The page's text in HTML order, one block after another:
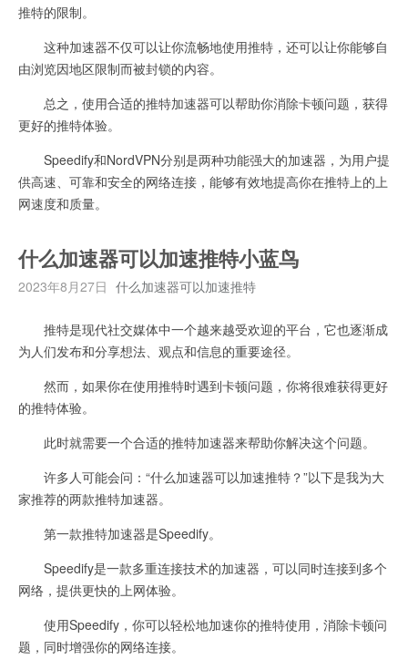
推特的限制。
这种加速器不仅可以让你流畅地使用推特，还可以让你能够自
由浏览因地区限制而被封锁的内容。
总之，使用合适的推特加速器可以帮助你消除卡顿问题，获得
更好的推特体验。
Speedify和NordVPN分别是两种功能强大的加速器，为用户提
供高速、可靠和安全的网络连接，能够有效地提高你在推特上的上
网速度和质量。
什么加速器可以加速推特小蓝鸟
2023年8月27日 什么加速器可以加速推特
推特是现代社交媒体中一个越来越受欢迎的平台，它也逐渐成
为人们发布和分享想法、观点和信息的重要途径。
然而，如果你在使用推特时遇到卡顿问题，你将很难获得更好
的推特体验。
此时就需要一个合适的推特加速器来帮助你解决这个问题。
许多人可能会问：“什么加速器可以加速推特？”以下是我为大
家推荐的两款推特加速器。
第一款推特加速器是Speedify。
Speedify是一款多重连接技术的加速器，可以同时连接到多个
网络，提供更快的上网体验。
使用Speedify，你可以轻松地加速你的推特使用，消除卡顿问
题，同时增强你的网络连接。